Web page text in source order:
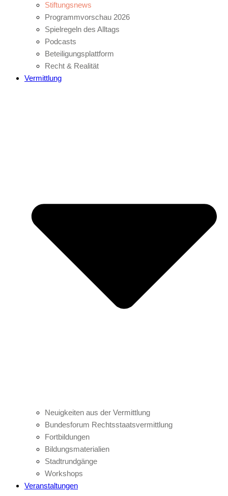
Stiftungsnews
Programmvorschau 2026
Spielregeln des Alltags
Podcasts
Beteiligungsplattform
Recht & Realität
Vermittlung
Neuigkeiten aus der Vermittlung
Bundesforum Rechtsstaatsvermittlung
Fortbildungen
Bildungsmaterialien
Stadtrundgänge
Workshops
Veranstaltungen